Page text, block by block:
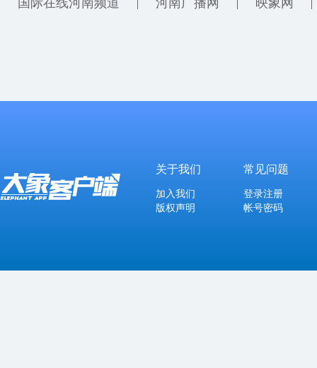
关于我们
加入我们
版权声明
常见问题
登录注册
帐号密码